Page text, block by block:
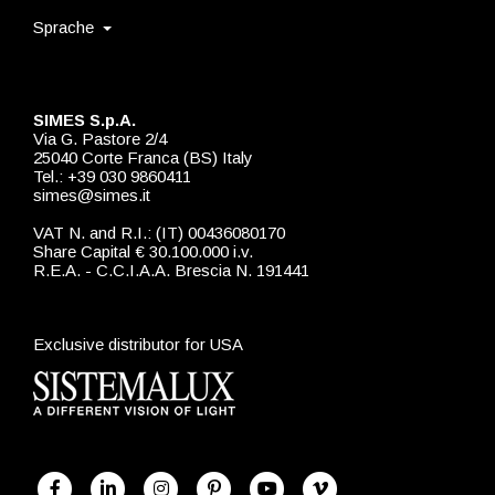
SIMES S.p.A.
Via G. Pastore 2/4
25040 Corte Franca (BS) Italy
Tel.: +39 030 9860411
simes@simes.it
VAT N. and R.I.: (IT) 00436080170
Share Capital € 30.100.000 i.v.
R.E.A. - C.C.I.A.A. Brescia N. 191441
Exclusive distributor for USA
Sprache